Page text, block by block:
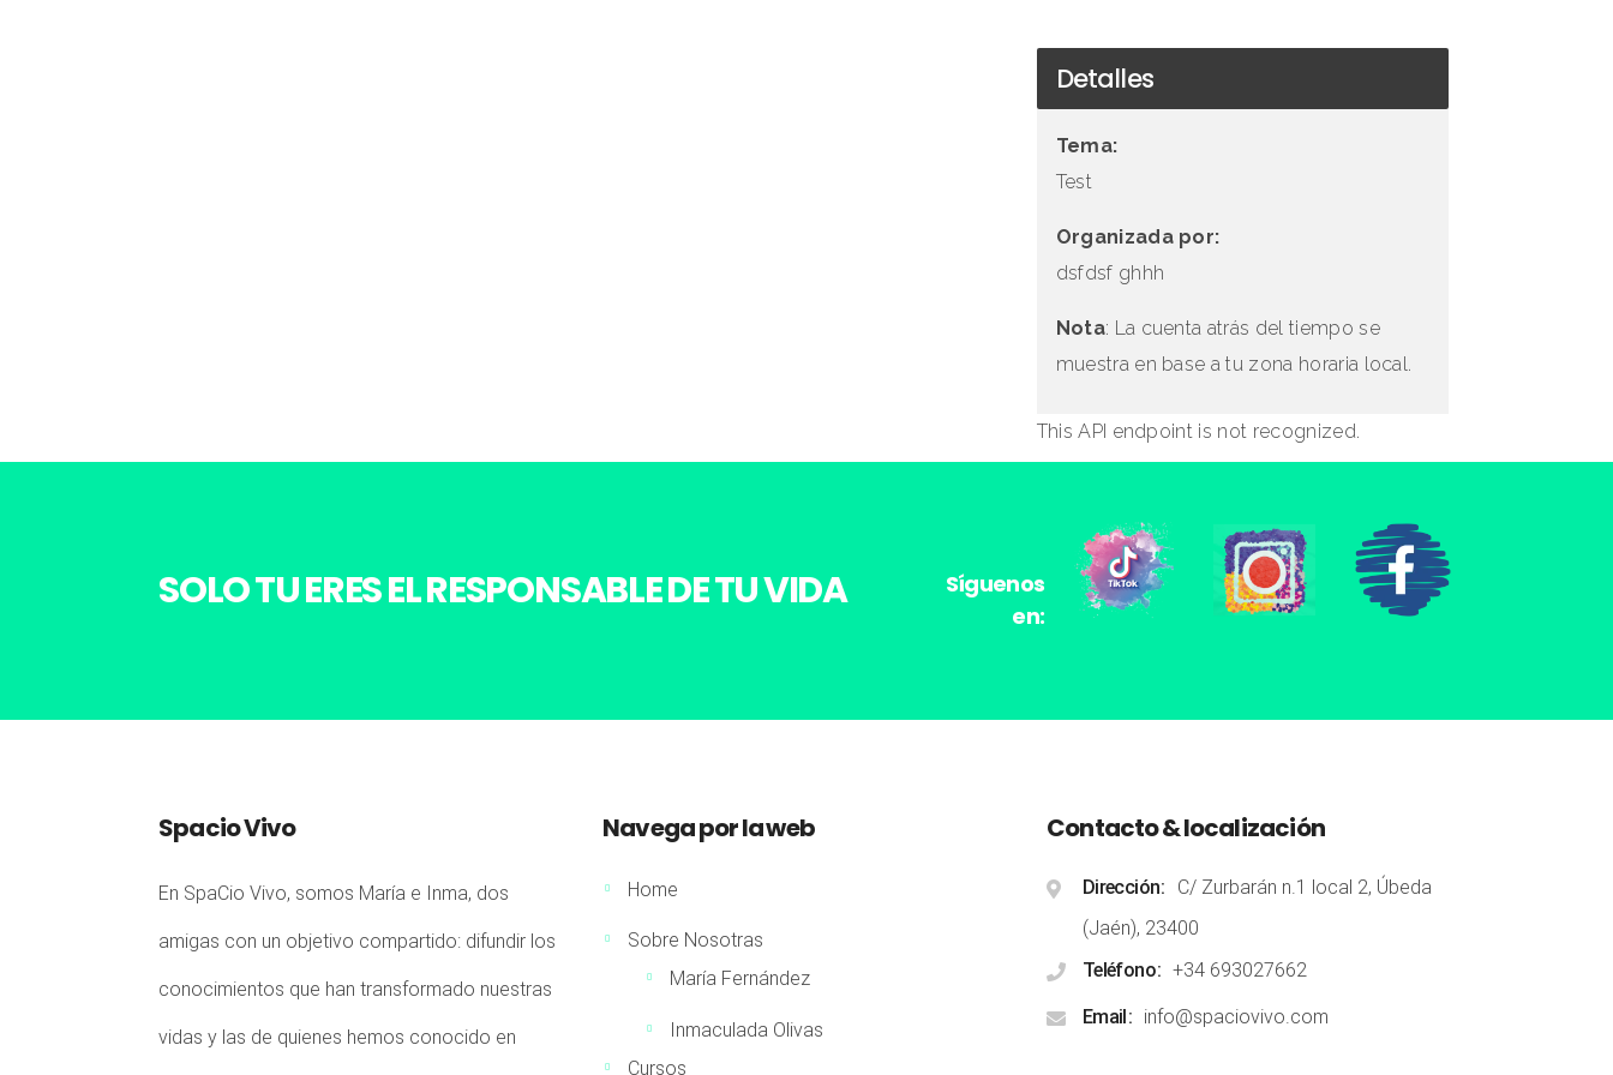
Detalles
Tema:
Test
Organizada por:
dsfdsf ghhh
Nota: La cuenta atrás del tiempo se
muestra en base a tu zona horaria local.
This API endpoint is not recognized.
SOLO TU ERES EL RESPONSABLE DE TU VIDA
Síguenos
en:
Spacio Vivo
En SpaCio Vivo, somos María e Inma, dos
amigas con un objetivo compartido: difundir los
conocimientos que han transformado nuestras
vidas y las de quienes hemos conocido en
Navega por la web
Home
Sobre Nosotras
María Fernández
Inmaculada Olivas
Cursos
Contacto & localización
Dirección
C/ Zurbarán n.1 local 2, Úbeda
(Jaén), 23400
Teléfono
+34 693027662
Email info@spaciovivo.com